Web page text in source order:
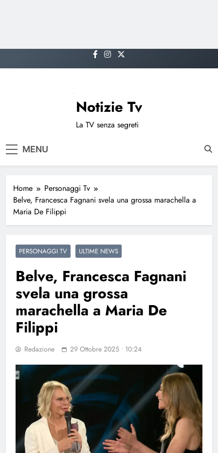
to
Notizie Tv
La TV senza segreti
MENU
Home
Personaggi Tv
Belve, Francesca Fagnani svela una grossa marachella a
Maria De Filippi
PERSONAGGI TV ULTIME NEWS
Belve, Francesca Fagnani
svela una grossa
marachella a Maria De
Filippi
Redazione 29 Ottobre 2025 • 10:24